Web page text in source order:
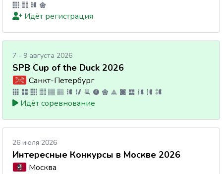
Идёт регистрация
7 - 9 августа 2026
SPB Cup of the Duck 2026
Санкт-Петербург
Идёт соревнование
26 июля 2026
Интересные Конкурсы в Москве 2026
Москва